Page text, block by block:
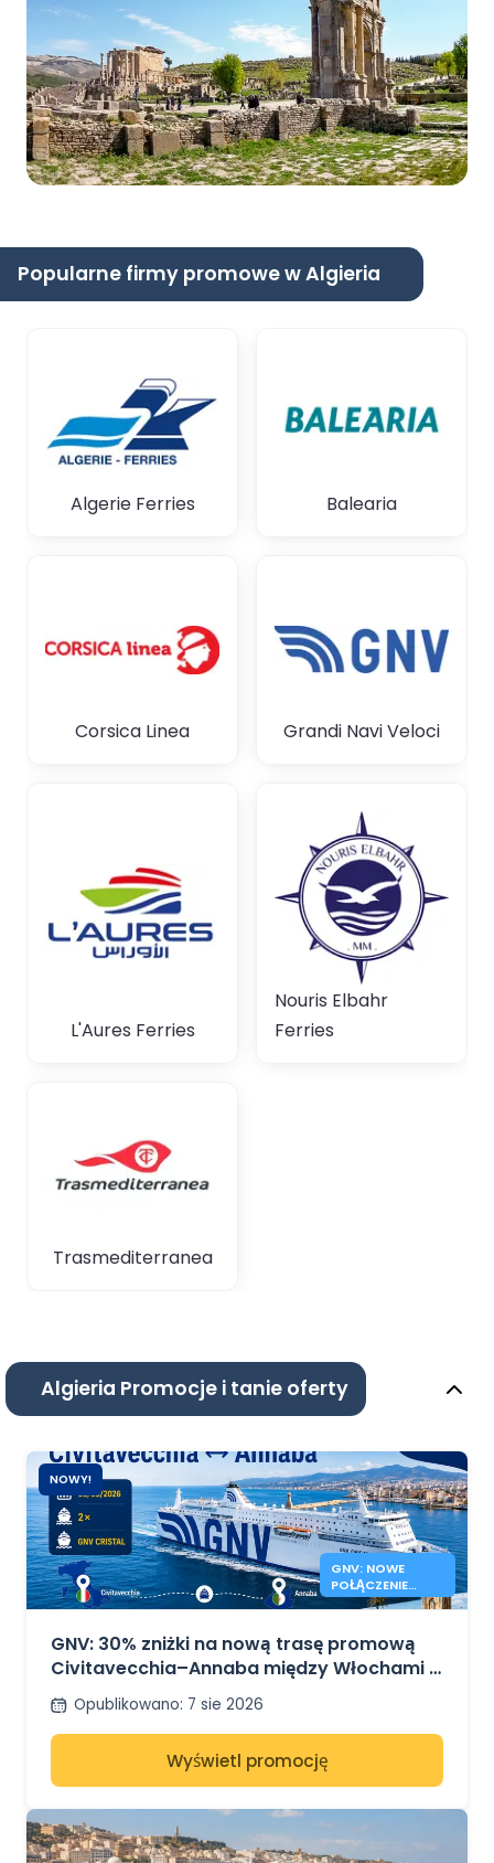
Popularne firmy promowe w Algieria
Algerie Ferries Balearia
Corsica Linea Grandi Navi Veloci
L'Aures Ferries
Nouris Elbahr
Ferries
Trasmediterranea
Algieria Promocje i tanie oferty
NOWY!
GNV: NOWE
POŁĄCZENIE
PROMOWE
GNV: 30% zniżki na nową trasę promową
Civitavecchia–Annaba między Włochami a
Algierią
Opublikowano: 7 sie 2026
Wyświetl promocję